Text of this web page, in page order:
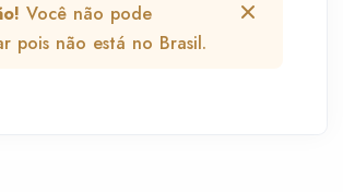
Você não pode
pois não está no Brasil.